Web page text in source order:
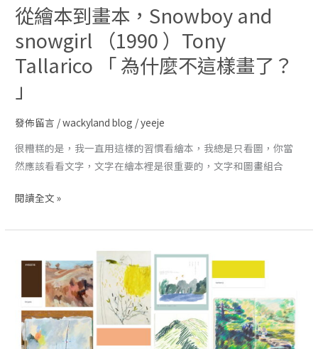
從繪本到畫本，Snowboy and
snowgirl （1990 ）Tony
Tallarico 「 為什麼不這樣畫了？
」
發佈留言 /wackyland blog /yeeje
很糟糕的是，我一直用這樣的習慣看繪本，我總是只看圖，你當
然應該看看文字，文字在繪本裡是很重要的，文字和圖畫組合
閱讀全文 »